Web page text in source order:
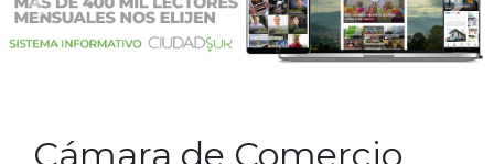
Previous
Cámara de Comercio